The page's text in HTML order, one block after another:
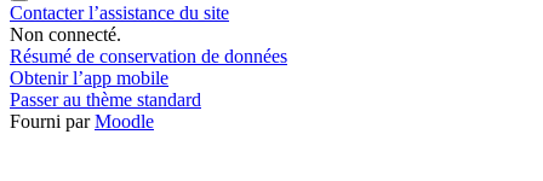
Contacter l’assistance du site
Non connecté.
Résumé de conservation de données
Obtenir l’app mobile
Passer au thème standard
Fourni parMoodle